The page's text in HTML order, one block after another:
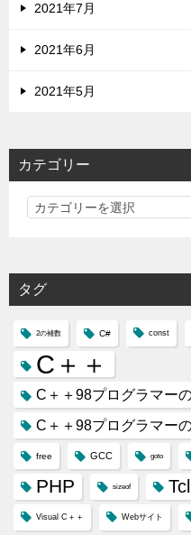
2021年7月
2021年6月
2021年5月
カテゴリー
カ
リ
ー
タグ
2の補数 C# const
C＋＋
C＋＋98プログラマー
C＋＋98プログラマー
free GCC goto
PHP sizeof Tcl
Visual C＋＋ Webサイト